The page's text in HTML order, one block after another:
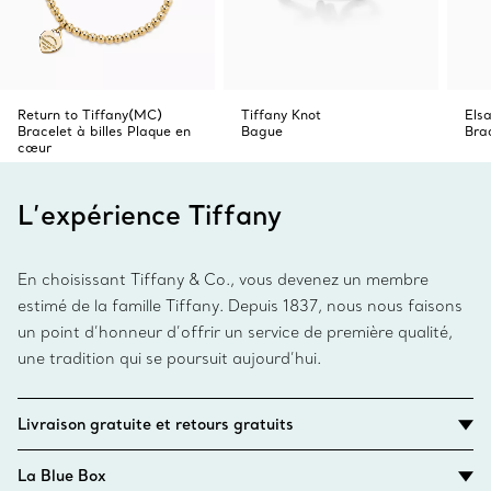
Return to Tiffany(MC)
Bracelet à billes Plaque en
cœur
Tiffany Knot
Bague
L’expérience Tiffany
En choisissant Tiffany & Co., vous devenez un membre
estimé de la famille Tiffany. Depuis 1837, nous nous faisons
un point d’honneur d’offrir un service de première qualité,
une tradition qui se poursuit aujourd’hui.
Livraison gratuite et retours gratuits
La Blue Box